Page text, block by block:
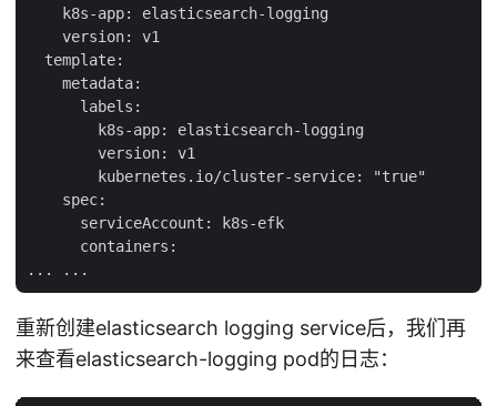
    k8s-app: elasticsearch-logging
    version: v1
  template:
    metadata:
      labels:
        k8s-app: elasticsearch-logging
        version: v1
        kubernetes.io/cluster-service: "true"
    spec:
      serviceAccount: k8s-efk
      containers:
重新创建elasticsearch logging service后，我们再
来查看elasticsearch-logging pod的日志：